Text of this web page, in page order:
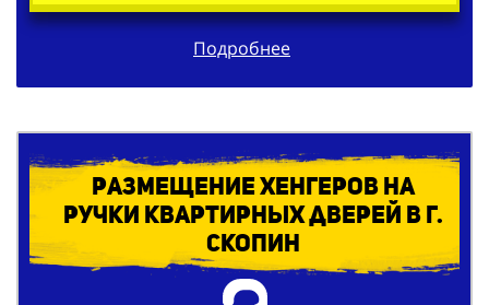
Подробнее
Размещение хенгеров на
ручки квартирных дверей в г.
Скопин